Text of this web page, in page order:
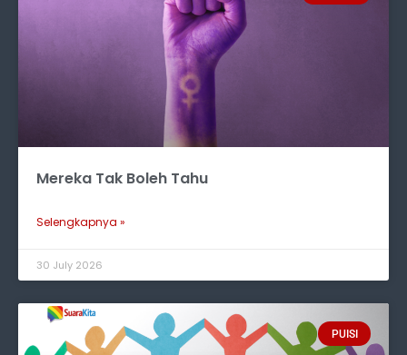
Mereka Tak Boleh Tahu
Selengkapnya »
30 July 2026
PUISI